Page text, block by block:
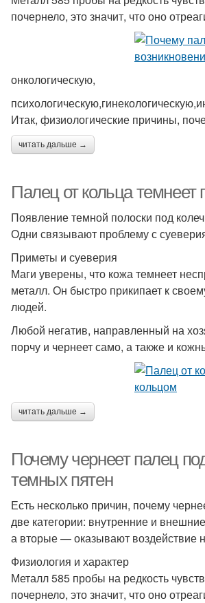
почернело, это значит, что оно
онкологическую,
Итак, физиологические причины,
читать дальше →
Палец от кольца
Появление темной полоски под
Одни связывают проблему с
Приметы и суеверия
Маги уверены, что кожа темнеет
металл. Он быстро прикипает к
людей.
Любой негатив, направленный на
порчу и чернеет само, а также и
читать дальше →
Почему чернеет палец
темных пятен
Есть несколько причин, почему
две категории: внутренние и
а вторые — оказывают воздействие
Физиология и характер
Металл 585 пробы на редкость
почернело, это значит, что оно